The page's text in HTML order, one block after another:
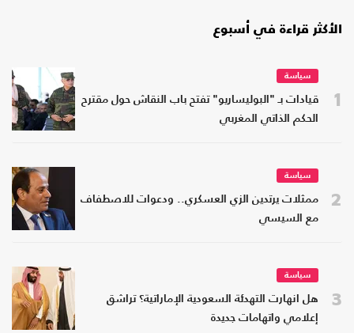
الأكثر قراءة في أسبوع
1
سياسة
قيادات بـ "البوليساريو" تفتح باب النقاش حول مقترح
الحكم الذاتي المغربي
2
سياسة
ممثلات يرتدين الزي العسكري.. ودعوات للاصطفاف
مع السيسي
3
سياسة
هل انهارت التهدئة السعودية الإماراتية؟ تراشق
إعلامي واتهامات جديدة